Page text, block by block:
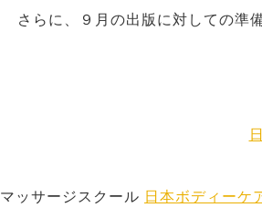
さらに、９月の出版に対しての準
マッサージスクール 日本ボディーケ